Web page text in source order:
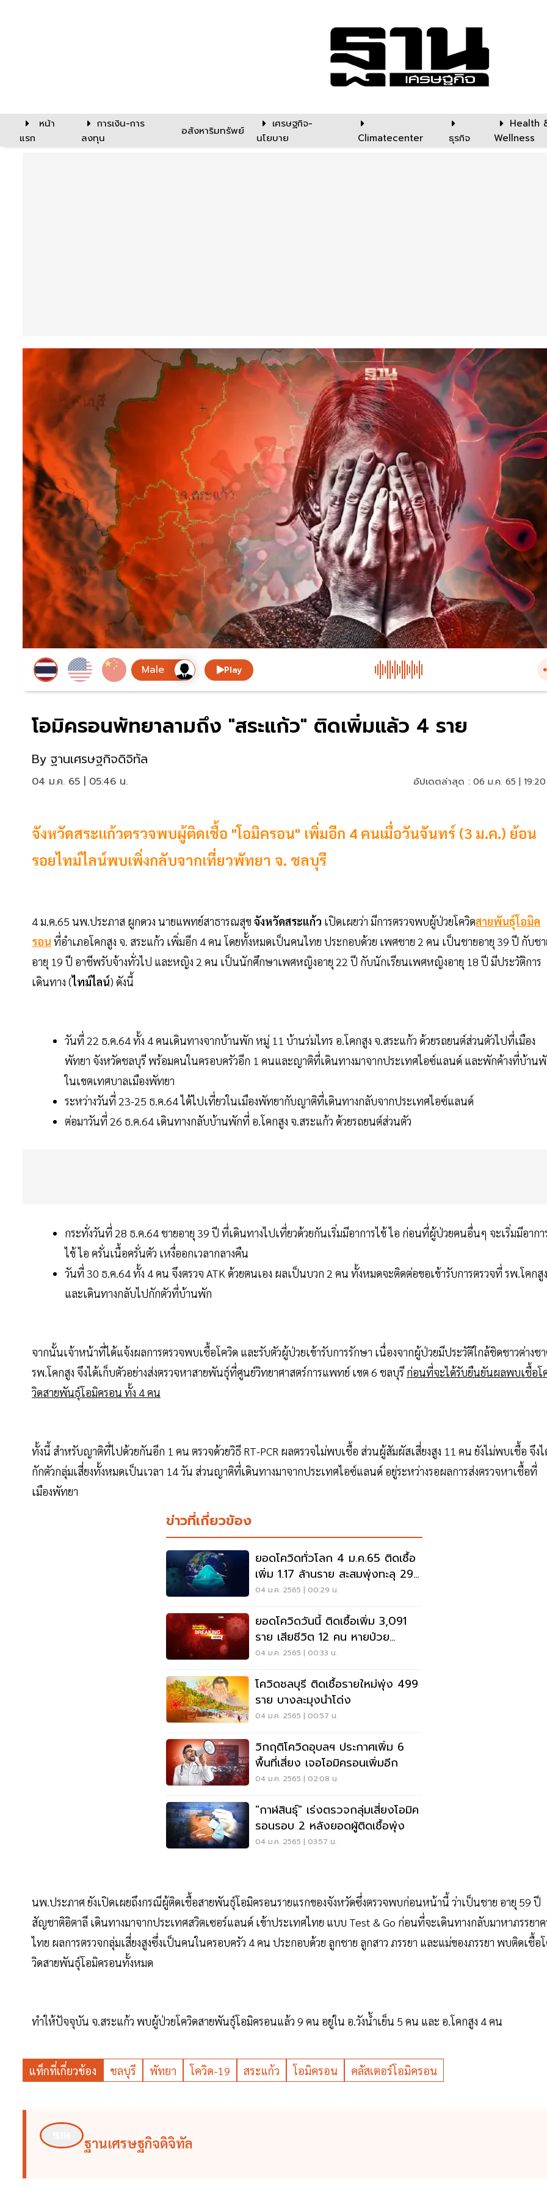
หน้า
แรก
การเงิน-การ
ลงทุน
อสังหาริมทรัพย์
เศรษฐกิจ-
นโยบาย
Climatecenter ธุรกิจ
Health
Wellness
Play
โอมิครอนพัทยาลามถึง "สระแก้ว" ติดเพิ่มแล้ว 4 ราย
By ฐานเศรษฐกิจดิจิทัล
04 ม.ค. 65 | 05:46 น. อัปเดตล่าสุด : 06 ม.ค. 65 |
จังหวัดสระแก้วตรวจพบผู้ติดเชื้อ "โอมิครอน" เพิ่มอีก 4 คนเมื่อวันจันทร์ (3 ม.ค.) ย้อน
รอยไทม์ไลน์พบเพิ่งกลับจากเที่ยวพัทยา จ. ชลบุรี
4 ม.ค.65 นพ.ประภาส ผูกดวง นายแพทย์สาธารณสุข จังหวัดสระแก้ว เปิดเผยว่า มีการตรวจพบผู้ป่วยโควิดสายพันธุ์โอมิค
รอน ที่อำเภอโคกสูง จ. สระแก้ว เพิ่มอีก 4 คน โดยทั้งหมดเป็นคนไทย ประกอบด้วย เพศชาย 2 คน เป็นชายอายุ 39 ปี กับช
อายุ 19 ปี อาชีพรับจ้างทั่วไป และหญิง 2 คน เป็นนักศึกษาเพศหญิงอายุ 22 ปี กับนักเรียนเพศหญิงอายุ 18 ปี มีประวัติการ
เดินทาง (ไทม์ไลน์) ดังนี้
วันที่ 22 ธ.ค.64 ทั้ง 4 คนเดินทางจากบ้านพัก หมู่ 11 บ้านร่มไทร อ.โคกสูง จ.สระแก้ว ด้วยรถยนต์ส่วนตัวไปที่เมือง
พัทยา จังหวัดชลบุรี พร้อมคนในครอบครัวอีก 1 คนและญาติที่เดินทางมาจากประเทศไอซ์แลนด์ และพักค้างที่บ้าน
ในเขตเทศบาลเมืองพัทยา
ระหว่างวันที่ 23-25 ธ.ค.64 ได้ไปเที่ยวในเมืองพัทยากับญาติที่เดินทางกลับจากประเทศไอซ์แลนด์
ต่อมาวันที่ 26 ธ.ค.64 เดินทางกลับบ้านพักที่ อ.โคกสูง จ.สระแก้ว ด้วยรถยนต์ส่วนตัว
กระทั่งวันที่ 28 ธ.ค.64 ชายอายุ 39 ปี ที่เดินทางไปเที่ยวด้วยกันเริ่มมีอาการไข้ ไอ ก่อนที่ผู้ป่วยคนอื่นๆ จะเริ่มมีอากา
ไข้ ไอ ครั่นเนื้อครั่นตัว เหงื่ออกเวลากลางคืน
วันที่ 30 ธ.ค.64 ทั้ง 4 คน จึงตรวจ ATK ด้วยตนเอง ผลเป็นบวก 2 คน ทั้งหมดจะติดต่อขอเข้ารับการตรวจที่ รพ.โคกสูง
และเดินทางกลับไปกักตัวที่บ้านพัก
จากนั้นเจ้าหน้าที่ได้แจ้งผลการตรวจพบเชื้อโควิด และรับตัวผู้ป่วยเข้ารับการรักษา เนื่องจากผู้ป่วยมีประวัติใกล้ชิดชาวต่างช
รพ.โคกสูง จึงได้เก็บตัวอย่างส่งตรวจหาสายพันธุ์ที่ศูนย์วิทยาศาสตร์การแพทย์ เขต 6 ชลบุรี ก่อนที่จะได้รับยืนยันผลพบเชื้อโ
วิดสายพันธุ์โอมิครอน ทั้ง 4 คน
ทั้งนี้ สำหรับญาติที่ไปด้วยกันอีก 1 คน ตรวจด้วยวิธี RT-PCR ผลตรวจไม่พบเชื้อ ส่วนผู้สัมผัสเสี่ยงสูง 11 คน ยังไม่พบเชื้อ จึง
กักตัวกลุ่มเสี่ยงทั้งหมดเป็นเวลา 14 วัน ส่วนญาติที่เดินทางมาจากประเทศไอซ์แลนด์ อยู่ระหว่างรอผลการส่งตรวจหาเชื้อที่
เมืองพัทยา
ข่าวที่เกี่ยวข้อง
ยอดโควิดทั่วโลก 4 ม.ค.65 ติดเชื้อ
เพิ่ม 1.17 ล้านราย สะสมพุ่งทะลุ 292
ล้านราย
04 ม.ค. 2565 | 00:29 น.
ยอดโควิดวันนี้ ติดเชื้อเพิ่ม 3,091
ราย เสียชีวิต 12 คน หายป่วย
2,688 ราย
04 ม.ค. 2565 | 00:33 น.
โควิดชลบุรี ติดเชื้อรายใหม่พุ่ง 499
ราย บางละมุงนำโด่ง
04 ม.ค. 2565 | 00:57 น.
วิกฤติโควิดอุบลฯ ประกาศเพิ่ม 6
พื้นที่เสี่ยง เจอโอมิครอนเพิ่มอีก
04 ม.ค. 2565 | 02:08 น.
"กาฬสินธุ์" เร่งตรวจกลุ่มเสี่ยงโอมิค
รอนรอบ 2 หลังยอดผู้ติดเชื้อพุ่ง
04 ม.ค. 2565 | 03:57 น.
นพ.ประภาศ ยังเปิดเผยถึงกรณีผู้ติดเชื้อสายพันธุ์โอมิครอนรายแรกของจังหวัดซึ่งตรวจพบก่อนหน้านี้ ว่าเป็นชาย อายุ 59 ปี
สัญชาติอิตาลี เดินทางมาจากประเทศสวิตเซอร์แลนด์ เข้าประเทศไทย แบบ Test & Go ก่อนที่จะเดินทางกลับมาหาภรรยา
ไทย ผลการตรวจกลุ่มเสี่ยงสูงซึ่งเป็นคนในครอบครัว 4 คน ประกอบด้วย ลูกชาย ลูกสาว ภรรยา และแม่ของภรรยา พบติดเชื้อ
วิดสายพันธุ์โอมิครอนทั้งหมด
ทำให้ปัจจุบัน จ.สระแก้ว พบผู้ป่วยโควิดสายพันธุ์โอมิครอนแล้ว 9 คน อยู่ใน อ.วังน้ำเย็น 5 คน และ อ.โคกสูง 4 คน
แท็กที่เกี่ยวข้อง ชลบุรี พัทยา โควิด-19 สระแก้ว โอมิครอน คลัสเตอร์โอมิครอน
ฐานเศรษฐกิจดิจิทัล